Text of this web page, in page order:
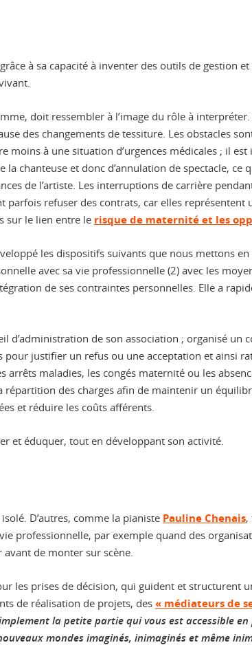
à sa capacité à inventer des outils de gestion
doit ressembler à l’image du rôle à
des changements de tessiture. Les obstacles
à une situation d’urgences médicales ; il est
chanteuse et donc d’annulation de spectacle, ce
de l’artiste. Les interruptions de carrière
refuser des contrats, car elles représentent
sur le lien entre le risque de maternité et les
les dispositifs suivants que nous mettons en
avec sa vie professionnelle (2) avec les
de ses contraintes personnelles. Elle a
d’administration de son association ; organisé un
justifier un refus ou une acceptation et ainsi
maladies, les congés maternité ou les
des charges afin de maintenir un
et réduire les coûts afférents.
et éduquer, tout en développant son activité.
D’autres, comme la pianiste Pauline Chenais,
professionnelle, par exemple quand des
de monter sur scène.
les prises de décision, qui guident et structurent
de réalisation de projets, des « médiateurs de
la petite partie qui vous est accessible
mondes imaginés, inimaginés et même